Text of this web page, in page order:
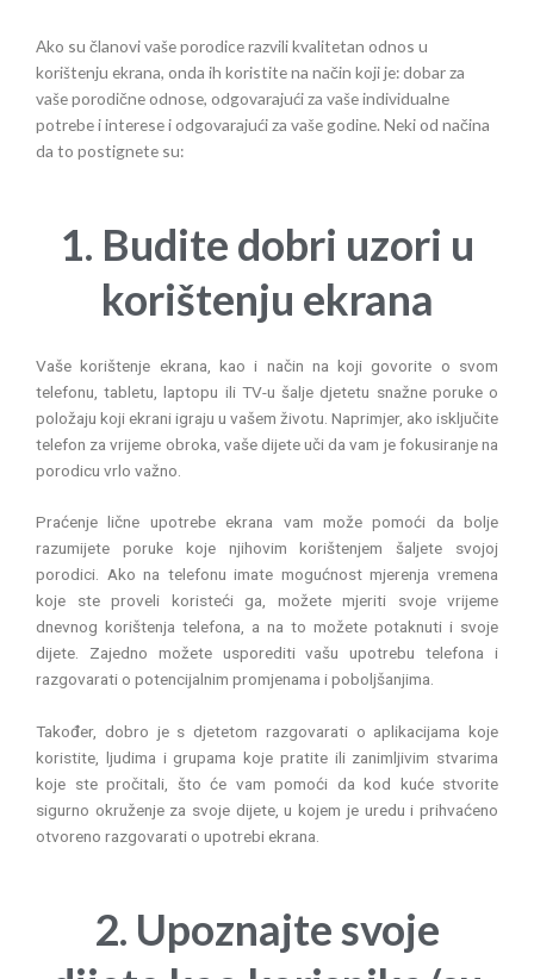
Ako su članovi vaše porodice razvili kvalitetan odnos u
korištenju ekrana, onda ih koristite na način koji je: dobar za
vaše porodične odnose, odgovarajući za vaše individualne
potrebe i interese i odgovarajući za vaše godine. Neki od načina
da to postignete su:
1. Budite dobri uzori u
korištenju ekrana
Vaše korištenje ekrana, kao i način na koji govorite o svom
telefonu, tabletu, laptopu ili TV-u šalje djetetu snažne poruke o
položaju koji ekrani igraju u vašem životu. Naprimjer, ako isključite
telefon za vrijeme obroka, vaše dijete uči da vam je fokusiranje na
porodicu vrlo važno.
Praćenje lične upotrebe ekrana vam može pomoći da bolje
razumijete poruke koje njihovim korištenjem šaljete svojoj
porodici. Ako na telefonu imate mogućnost mjerenja vremena
koje ste proveli koristeći ga, možete mjeriti svoje vrijeme
dnevnog korištenja telefona, a na to možete potaknuti i svoje
dijete. Zajedno možete usporediti vašu upotrebu telefona i
razgovarati o potencijalnim promjenama i poboljšanjima.
Također, dobro je s djetetom razgovarati o aplikacijama koje
koristite, ljudima i grupama koje pratite ili zanimljivim stvarima
koje ste pročitali, što će vam pomoći da kod kuće stvorite
sigurno okruženje za svoje dijete, u kojem je uredu i prihvaćeno
otvoreno razgovarati o upotrebi ekrana.
2. Upoznajte svoje